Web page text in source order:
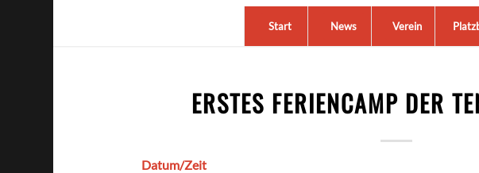
Start News Verein
ERSTES FERIENCAMP DER
Datum/Zeit